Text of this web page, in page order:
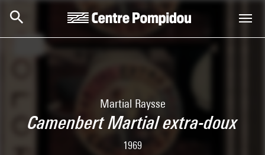
Martial Raysse
Camenbert Martial extra-doux
1969